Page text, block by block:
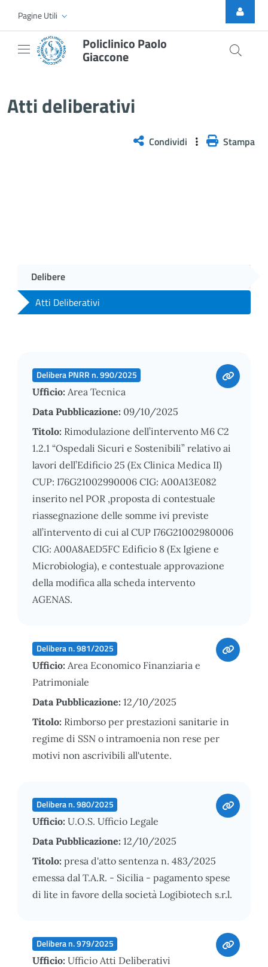
Skip to Main Content
Pagine Utili
Policlinico Paolo
Giaccone
Atti deliberativi
Condividi Stampa
Delibere
Atti Deliberativi
Delibera PNRR n. 990/2025
Ufficio: Area Tecnica
Data Pubblicazione: 09/10/2025
Titolo: Rimodulazione dell’intervento M6 C2
1.2.1 “Ospedali Sicuri e Sostenibili” relativo ai
lavori dell’Edificio 25 (Ex Clinica Medica II)
CUP: I76G21002990006 CIG: A00A13E082
inserito nel POR ,proposta di contestuale
riassegnazione delle somme ivi previste
all’intervento di cui al CUP I76G21002980006
CIG: A00A8AED5FC Edificio 8 (Ex Igiene e
Microbiologia), e contestuale approvazione
della modifica alla scheda intervento
AGENAS.
Delibera n. 981/2025
Ufficio: Area Economico Finanziaria e
Patrimoniale
Data Pubblicazione: 12/10/2025
Titolo: Rimborso per prestazioni sanitarie in
regime di SSN o intramoenia non rese per
motivi non ascrivibili all'utente.
Delibera n. 980/2025
Ufficio: U.O.S. Ufficio Legale
Data Pubblicazione: 12/10/2025
Titolo: presa d'atto sentenza n. 483/2025
emessa dal T.A.R. - Sicilia - pagamento spese
di lite in favore della società Logibiotech s.r.l.
Delibera n. 979/2025
Ufficio: Ufficio Atti Deliberativi